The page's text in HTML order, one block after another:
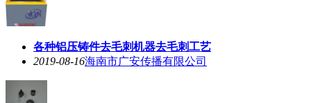
各种铝压铸件去毛刺机器去毛刺工艺
2019-08-16海南市广安传播有限公司